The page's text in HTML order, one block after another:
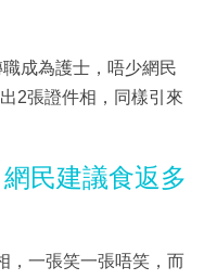
成為護士，唔少網民
2張證件相，同樣引來
民建議食返多
，一張笑一張唔笑，而